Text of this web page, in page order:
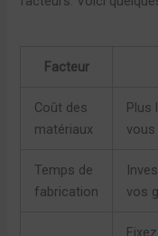
Facteur
Coût des
matériaux
Plus
vous
Temps de
fabrication
vos